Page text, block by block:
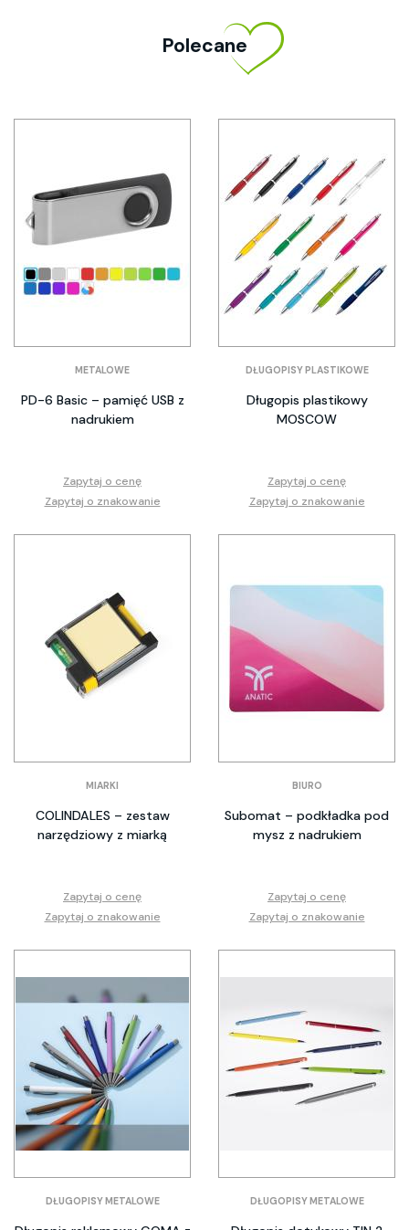
Polecane
METALOWE
PD-6 Basic – pamięć USB z
nadrukiem
Zapytaj o cenę
Zapytaj o znakowanie
DŁUGOPISY PLASTIKOWE
Długopis plastikowy
MOSCOW
Zapytaj o cenę
Zapytaj o znakowanie
MIARKI
COLINDALES – zestaw
narzędziowy z miarką
Zapytaj o cenę
Zapytaj o znakowanie
BIURO
Subomat – podkładka pod
mysz z nadrukiem
Zapytaj o cenę
Zapytaj o znakowanie
DŁUGOPISY METALOWE DŁUGOPISY METALOWE